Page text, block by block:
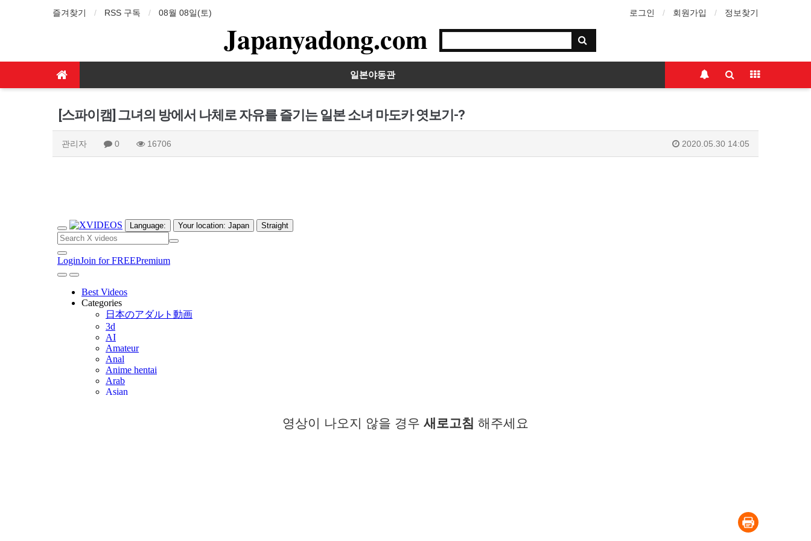
즐겨찾기 RSS 구독 08월 08일(토) 로그인 회원가입 정보찾기
Japanyadong.com
일본야동관
[스파이캠] 그녀의 방에서 나체로 자유를 즐기는 일본 소녀 마도카 엿보기-?
관리자 0 16706 2020.05.30 14:05
영상이 나오지 않을 경우 새로고침 해주세요